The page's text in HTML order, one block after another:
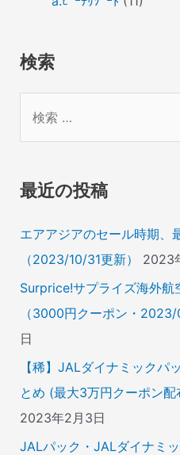
検索
象
最近の投稿
エアアジアのセール時期、
（2023/10/31更新）
2023
Surprice!サプライズ海外航
（3000円クーポン・2023/
日
【稀】JALダイナミックパ
とめ (最大3万円クーポン
2023年2月3日
JALパック・JALダイナミ